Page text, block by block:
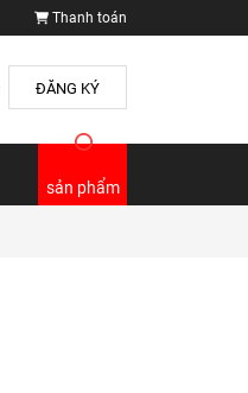
Thanh toán
ĐĂNG KÝ
sản phẩm